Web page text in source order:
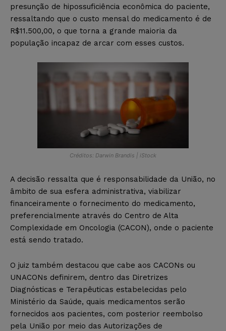
presunção de hipossuficiência econômica do paciente,
ressaltando que o custo mensal do medicamento é de
R$11.500,00, o que torna a grande maioria da
população incapaz de arcar com esses custos.
Créditos: Darwin Brandis | iStock
A decisão ressalta que é responsabilidade da União, no
âmbito de sua esfera administrativa, viabilizar
financeiramente o fornecimento do medicamento,
preferencialmente através do Centro de Alta
Complexidade em Oncologia (CACON), onde o paciente
está sendo tratado.
O juiz também destacou que cabe aos CACONs ou
UNACONs definirem, dentro das Diretrizes
Diagnósticas e Terapêuticas estabelecidas pelo
Ministério da Saúde, quais medicamentos serão
fornecidos aos pacientes, com posterior reembolso
pela União por meio das Autorizações de